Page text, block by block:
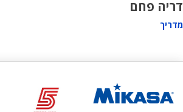
דריה פחם
מדריך